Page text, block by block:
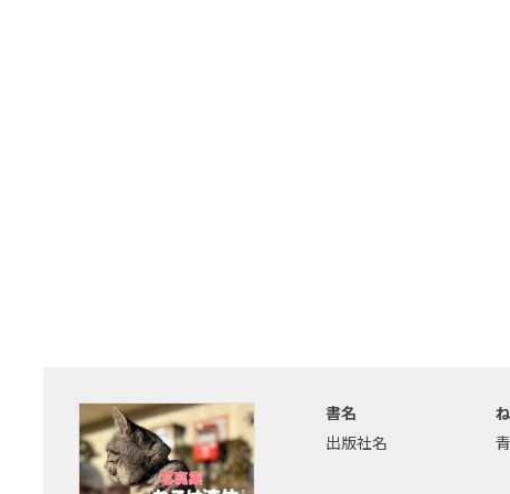
書名
出版社名